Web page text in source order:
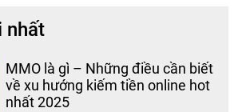
nhất
MMO là gì – Những điều cần biết
về xu hướng kiếm tiền online hot
nhất 2025